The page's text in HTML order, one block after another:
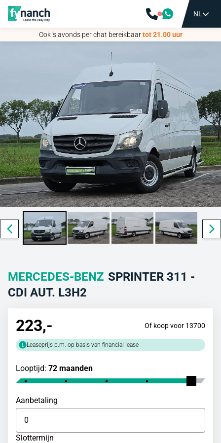
NL
Ook 's avonds per chat bereikbaartot 21.00 uur
NL
Ook 's avonds per chat bereikbaartot 21.00 uur
MERCEDES-BENZ SPRINTER 311 -
CDI AUT. L3H2
223,- Of koop voor 13700
Leaseprijs p.m. op basis van financial lease
Looptijd: 72 maanden
Aanbetaling
Slottermijn